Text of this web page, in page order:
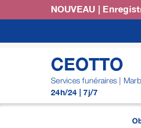
au
NOUVEAU |
CEOTTO
Services funéraires |
24h/24 | 7j/7